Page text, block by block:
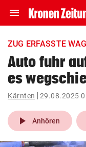
menu Navigation
ein-/ausklappen
account_circle Anmelden
pin_drop
Wien
bookmark
ZUG ERFASSTE
Auto fuhr
es
Kärnten 29.08.2025
play_arrow Anhören